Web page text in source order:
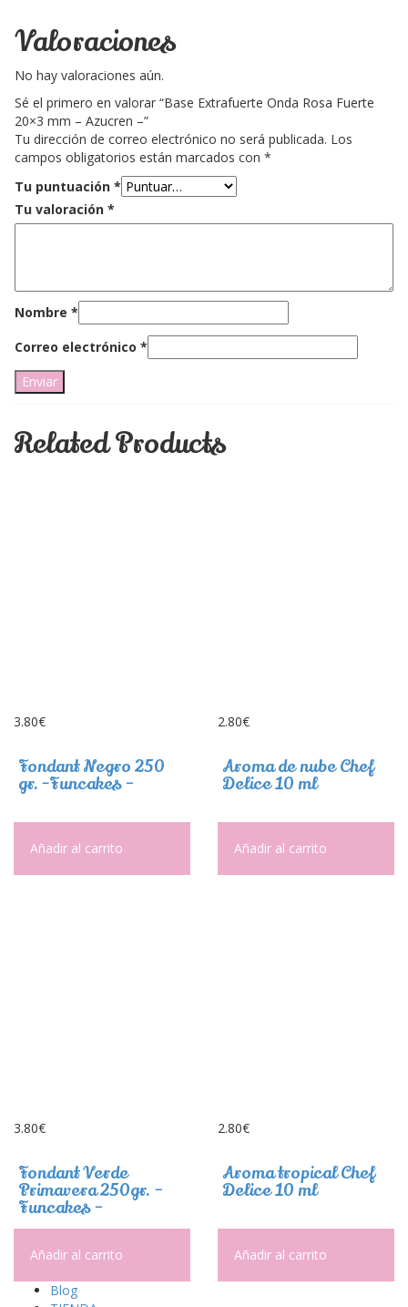
Valoraciones
No hay valoraciones aún.
Sé el primero en valorar “Base Extrafuerte Onda Rosa Fuerte
20×3 mm – Azucren –”
Tu dirección de correo electrónico no será publicada. Los
campos obligatorios están marcados con *
Tu puntuación *
Tu valoración *
Nombre *
Correo electrónico *
Related Products
3.80€
Fondant Negro 250
gr. -Funcakes –
Añadir al carrito
2.80€
Aroma de nube Chef
Delice 10 ml
Añadir al carrito
3.80€
Fondant Verde
Primavera 250gr. –
Funcakes –
Añadir al carrito
2.80€
Aroma tropical Chef
Delice 10 ml
Añadir al carrito
Blog